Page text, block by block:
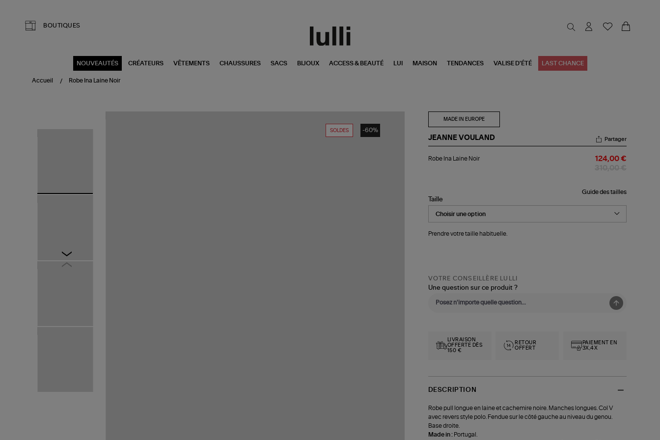
BOUTIQUES
NOUVEAUTÉS CRÉATEURS VÊTEMENTS CHAUSSURES SACS BIJOUX ACCESS & BEAUTÉ LUI MAISON TENDANCES VALISE D'ÉTÉ LAST CHANCE
Accueil Robe Ina Laine Noir
SOLDES -60%
MADE IN EUROPE
JEANNE VOULAND
Ina
Partager
Robe Ina Laine Noir 124,00 €
Guide des tailles
Taille
Prendre votre taille habituelle.
VOTRE CONSEILLÈRE LULLI
Une question sur ce produit ?
LIVRAISON
OFFERTE DÈS
150 €
RETOUR
OFFERT
PAIEMENT EN
3X,4X
DESCRIPTION
Robe pull longue en laine et cachemire noire. Manches longues. Col V
avec revers style polo. Fendue sur le côté gauche au niveau du genou.
Base droite.
Made in : Portugal.